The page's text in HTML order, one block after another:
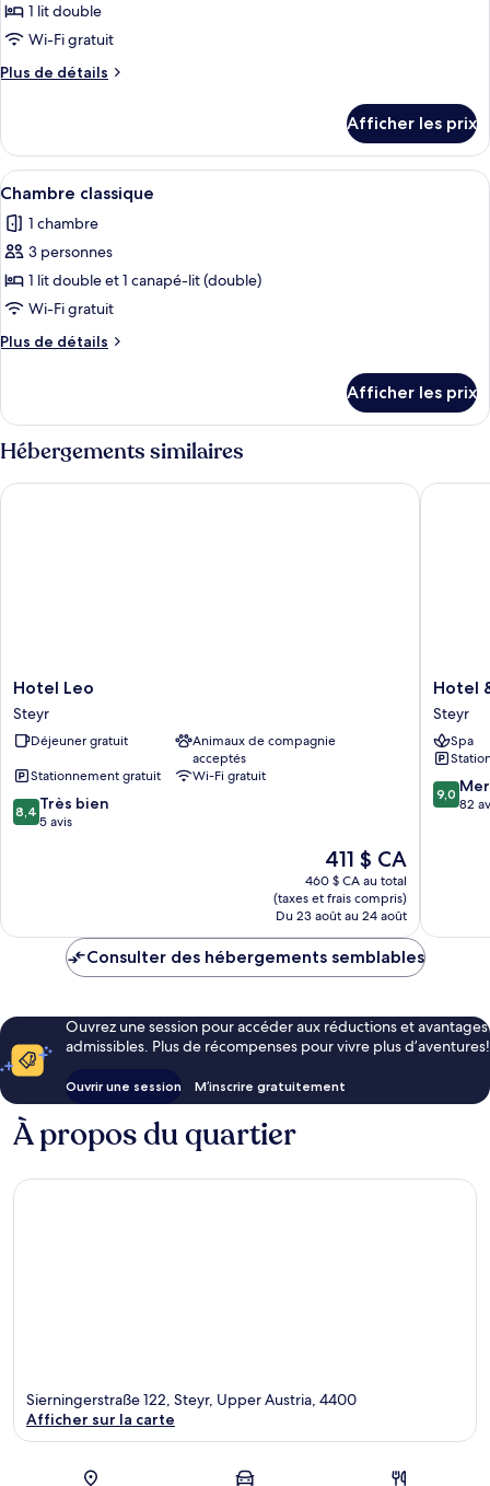
pour
ce
type
de
Chambre
classique
double
1 lit double
Wi-Fi gratuit
Plus de détails
Plus
Chambre
classique
double
Afficher les prix
Afficher
toutes
les
photos
pour
ce
type
de
Chambre
classique
Une chambre moderne avec un lit
5
Chambre classique
1 chambre
3 personnes
1 lit double et 1 canapé-lit (double)
Wi-Fi gratuit
Plus de détails
Plus
Chambre
classique
Afficher les prix
Hébergements similaires
Hotel
Leo
Steyr
Hotel Leo
Steyr
Déjeuner gratuit
Animaux de compagnie
acceptés
Stationnement gratuit
Wi-Fi gratuit
8.4
sur
8,4 Très bien
5 avis
Le
prix
est
de
411 $ CA
411 $ CA
460 $ CA au total
(taxes et frais compris)
Du 23 août au 24 août
Hotel Leo
Hotel
&
Steyr
Hotel
Steyr
Spa
9.0
sur
9,0
82
Hotel &
Consulter des hébergements semblables
Ouvrez une session pour accéder aux réductions et avantages
admissibles. Plus de récompenses pour vivre plus d’aventures!
Ouvrir une session M’inscrire gratuitement
À propos du quartier
Sierningerstraße 122, Steyr, Upper Austria, 4400
Afficher sur la carte